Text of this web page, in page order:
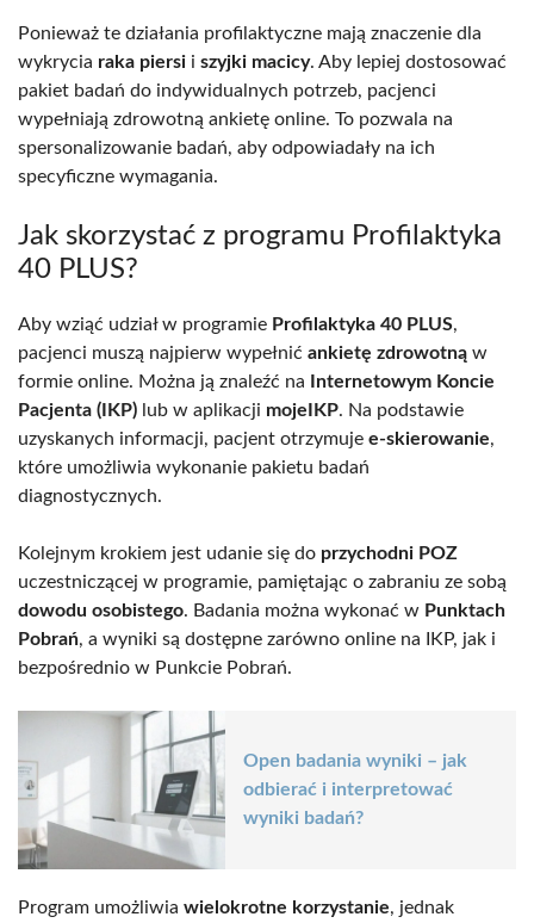
Ponieważ te działania profilaktyczne mają znaczenie dla
wykrycia raka piersi i szyjki macicy. Aby lepiej dostosować
pakiet badań do indywidualnych potrzeb, pacjenci
wypełniają zdrowotną ankietę online. To pozwala na
spersonalizowanie badań, aby odpowiadały na ich
specyficzne wymagania.
Jak skorzystać z programu Profilaktyka
40 PLUS?
Aby wziąć udział w programie Profilaktyka 40 PLUS,
pacjenci muszą najpierw wypełnić ankietę zdrowotną w
formie online. Można ją znaleźć na
Internetowym Koncie
Pacjenta (IKP) lub w aplikacji mojeIKP. Na podstawie
uzyskanych informacji, pacjent otrzymuje e-skierowanie,
które umożliwia wykonanie pakietu badań
diagnostycznych.
Kolejnym krokiem jest udanie się do przychodni POZ
uczestniczącej w programie, pamiętając o zabraniu ze sobą
dowodu osobistego. Badania można wykonać w Punktach
Pobrań, a wyniki są dostępne zarówno online na IKP, jak i
bezpośrednio w Punkcie Pobrań.
Open badania wyniki – jak
odbierać i interpretować
wyniki badań?
Program umożliwia wielokrotne korzystanie, jednak